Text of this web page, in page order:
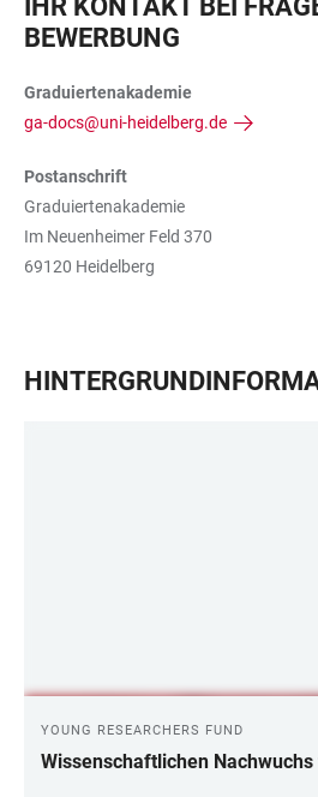
IHR KONTAKT BEI
BEWERBUNG
Graduiertenakademie
ga-docs@uni-heidelberg.de
Postanschrift
Graduiertenakademie
Im Neuenheimer Feld 370
69120 Heidelberg
YOUNG RESEARCHERS FUND
Wissenschaftlichen